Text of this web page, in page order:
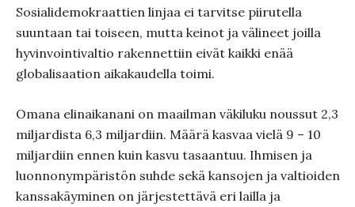
Sosialidemokraattien linjaa ei tarvitse piirutella
suuntaan tai toiseen, mutta keinot ja välineet joilla
hyvinvointivaltio rakennettiin eivät kaikki enää
globalisaation aikakaudella toimi.
Omana elinaikanani on maailman väkiluku noussut 2,3
miljardista 6,3 miljardiin. Määrä kasvaa vielä 9 – 10
miljardiin ennen kuin kasvu tasaantuu. Ihmisen ja
luonnonympäristön suhde sekä kansojen ja valtioiden
kanssakäyminen on järjestettävä eri lailla ja